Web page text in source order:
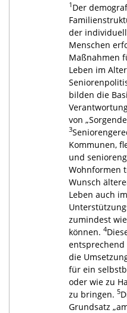
1 Der
der
Menschen
Maßnahmen
Leben im
bilden die
von
3
Kommunen,
und
Wohnformen
Wunsch
Leben auch
zumindest
können. 4
entsprechend
die
für ein
oder wie zu
zu bringen. 5
Grundsatz